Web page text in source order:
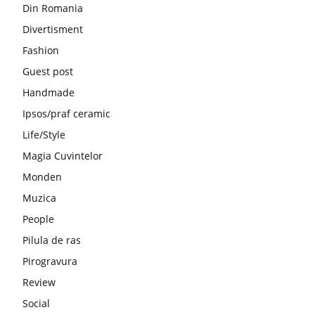
Din Romania
Divertisment
Fashion
Guest post
Handmade
Ipsos/praf ceramic
Life/Style
Magia Cuvintelor
Monden
Muzica
People
Pilula de ras
Pirogravura
Review
Social